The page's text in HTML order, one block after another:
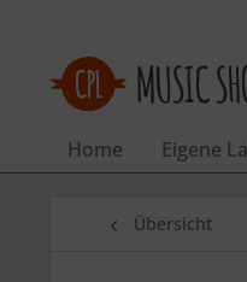
Home Eigene
Übersicht